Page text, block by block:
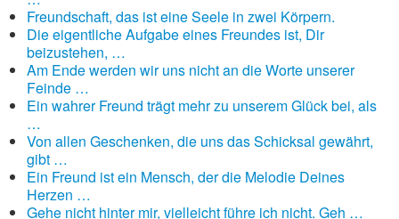
Freundschaft, das ist eine Seele in zwei Körpern.
Die eigentliche Aufgabe eines Freundes ist, Dir
beizustehen, …
Am Ende werden wir uns nicht an die Worte unserer
Feinde …
Ein wahrer Freund trägt mehr zu unserem Glück bei, als
…
Von allen Geschenken, die uns das Schicksal gewährt,
gibt …
Ein Freund ist ein Mensch, der die Melodie Deines
Herzen …
Gehe nicht hinter mir, vielleicht führe ich nicht. Geh …